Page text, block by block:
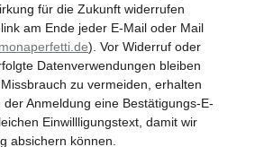
für die Zukunft widerrufen
am Ende jeder E-Mail oder Mail
). Vor Widerruf oder
Datenverwendungen bleiben
zu vermeiden, erhalten
der Anmeldung eine Bestätigungs-E-
Einwillligungstext, damit wir
absichern können.